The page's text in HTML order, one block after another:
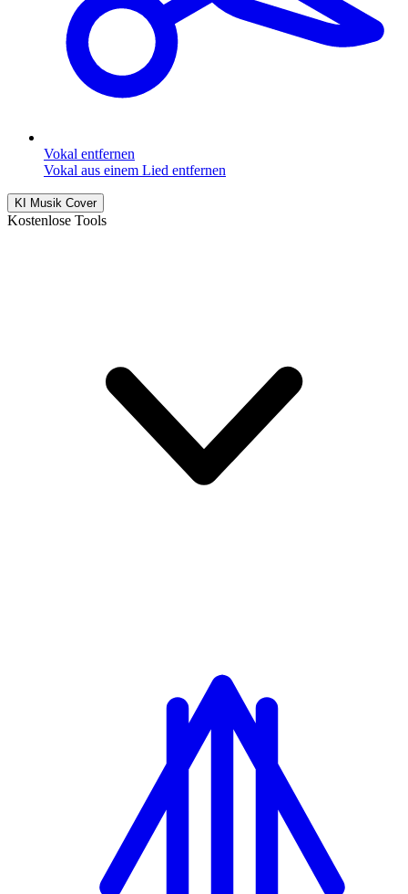
Vokal entfernen
Vokal aus einem Lied entfernen
KI Musik Cover
Kostenlose Tools